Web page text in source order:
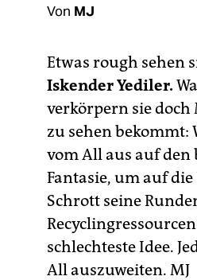
Von MJ
Etwas rough sehen
Iskender Yediler.
verkörpern sie doch
zu sehen bekommt:
vom All aus auf den
Fantasie, um auf
Schrott seine
schlechteste Idee.
All auszuweiten. MJ